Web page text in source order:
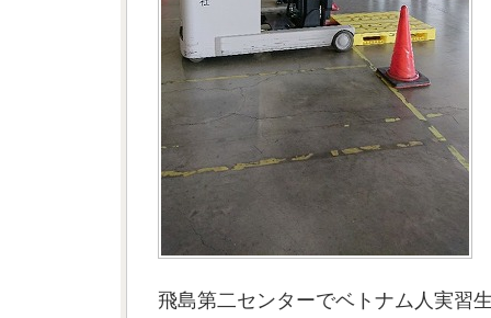
飛島第二センターでベトナム人実習